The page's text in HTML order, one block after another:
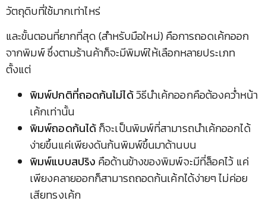
วัตถุดิบที่ใช้มากเท่าไหร่
และขั้นตอนที่ยากที่สุด (สำหรับมือใหม่) คือการถอดเค้กออก
จากพิมพ์ ซึ่งตามร้านค้าก็จะมีพิมพ์ให้เลือกหลายประเภท
ตั้งแต่
พิมพ์ปกติที่ถอดก้นไม่ได้วิธีนำเค้กออกคือต้องคว่ำหน้า
เค้กเท่านั้น
พิมพ์ถอดก้นได้ก็จะเป็นพิมพ์ที่สามารถนำเค้กออกได้
ง่ายขึ้นแค่เพียงดันก้นพิมพ์ขึ้นมาด้านบน
พิมพ์แบบสปริง คือด้านข้างของพิมพ์จะมีที่ล็อคไว้ แค่
เพียงคลายออกก็สามารถถอดก้นเค้กได้ง่ายๆ ไม่ค่อย
เสียทรงเค้ก